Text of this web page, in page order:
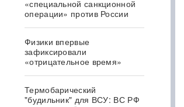
«специальной санкционной
операции» против России
Физики впервые
зафиксировали
«отрицательное время»
Термобарический
"будильник" для ВСУ: ВС РФ